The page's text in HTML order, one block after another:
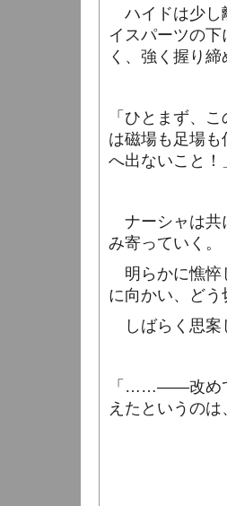
ハイドは少し
イスパーツの
く、強く握り締
「ひとまず、
は磁場も足場
へ出ないこと！
ナーシャは共
み寄っていく。
明らかに憔悴
に向かい、ど
しばらく思案
「……――改め
えたというのは